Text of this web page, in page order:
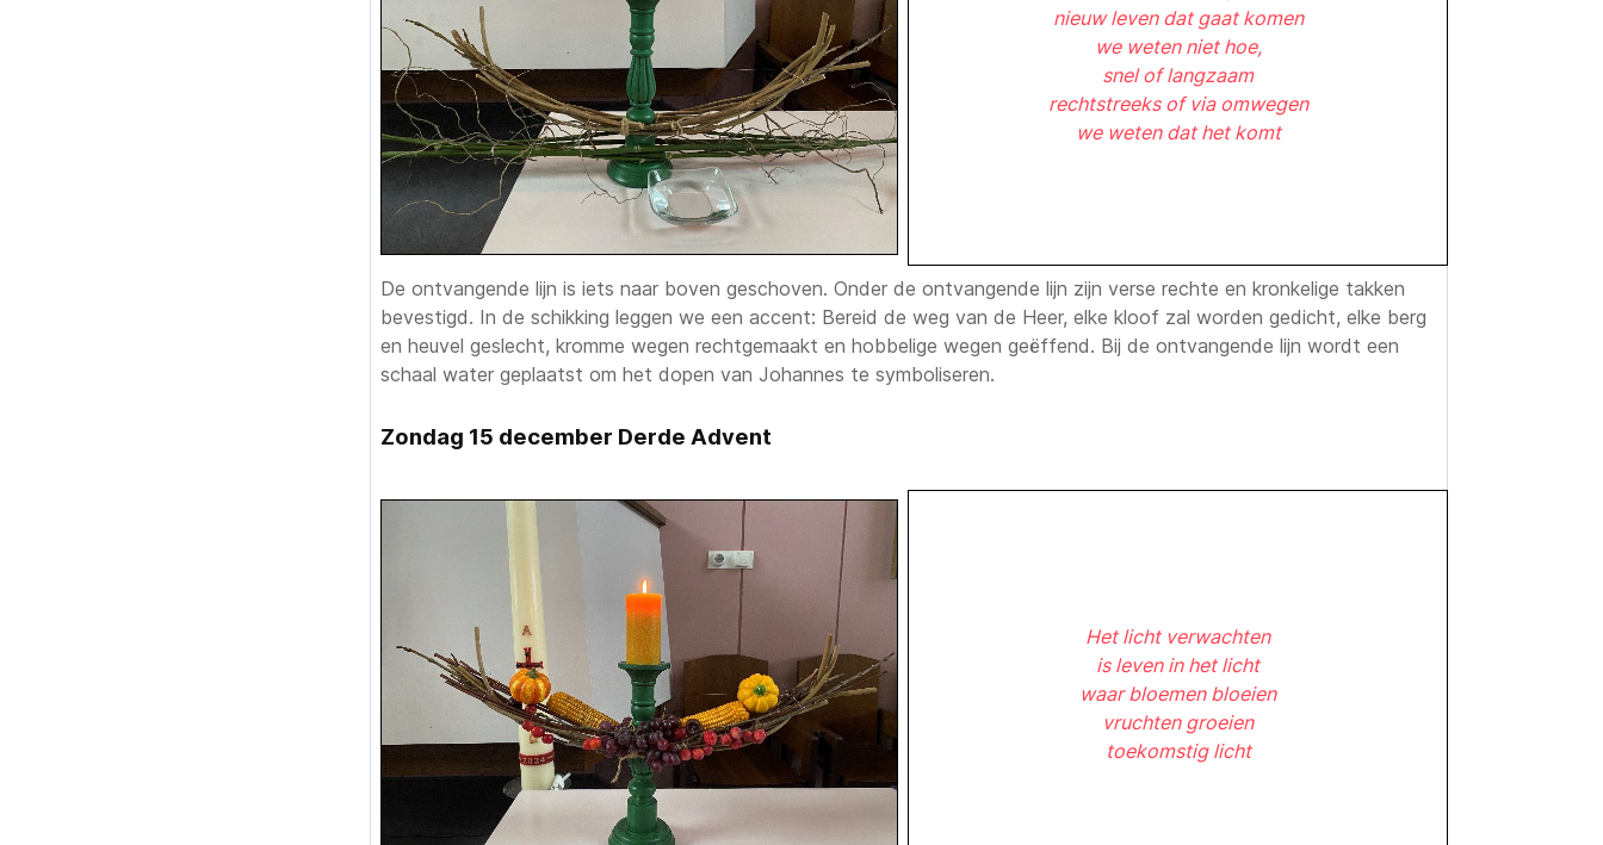
nieuw leven dat gaat komen
we weten niet hoe,
snel of langzaam
rechtstreeks of via omwegen
we weten dat het komt
De ontvangende lijn is iets naar boven geschoven. Onder de ontvangende lijn zijn verse rechte en kronkelige takken
bevestigd. In de schikking leggen we een accent: Bereid de weg van de Heer, elke kloof zal worden gedicht, elke berg
en heuvel geslecht, kromme wegen rechtgemaakt en hobbelige wegen geëffend. Bij de ontvangende lijn wordt een
schaal water geplaatst om het dopen van Johannes te symboliseren.
Zondag 15 december Derde Advent
Het licht verwachten
is leven in het licht
waar bloemen bloeien
vruchten groeien
toekomstig licht